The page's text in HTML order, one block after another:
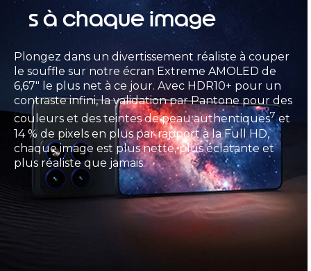
s à chaque image
Plongez dans un divertissement réaliste à couper
le souffle sur notre écran Extreme AMOLED de
6,67" le plus net à ce jour. Avec HDR10+ pour un
contraste infini, la validation par Pantone pour des
couleurs et des teintes de peau authentiques7et
14 % de pixels en plus par rapport à la Full HD,
chaque image est plus nette, plus éclatante et
plus réaliste que jamais.